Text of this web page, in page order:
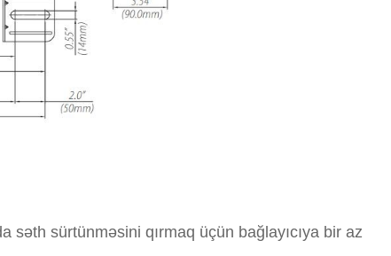
sürtünməsini qırmaq üçün bağlayıcıya bir az